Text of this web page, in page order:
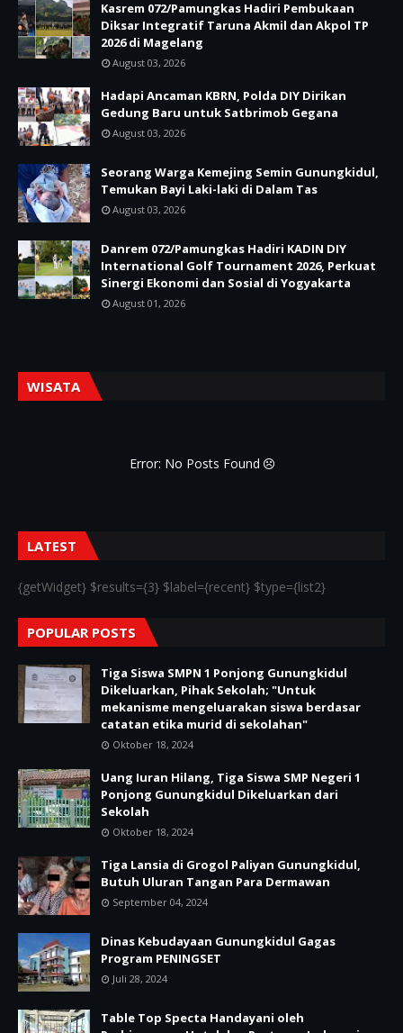
Kasrem 072/Pamungkas Hadiri Pembukaan
Diksar Integratif Taruna Akmil dan Akpol TP
2026 di Magelang
August 03, 2026
Hadapi Ancaman KBRN, Polda DIY Dirikan
Gedung Baru untuk Satbrimob Gegana
August 03, 2026
Seorang Warga Kemejing Semin Gunungkidul,
Temukan Bayi Laki-laki di Dalam Tas
August 03, 2026
Danrem 072/Pamungkas Hadiri KADIN DIY
International Golf Tournament 2026, Perkuat
Sinergi Ekonomi dan Sosial di Yogyakarta
August 01, 2026
WISATA
Error: No Posts Found
LATEST
{getWidget} $results={3} $label={recent} $type={list2}
POPULAR POSTS
Tiga Siswa SMPN 1 Ponjong Gunungkidul
Dikeluarkan, Pihak Sekolah; "Untuk
mekanisme mengeluarakan siswa berdasar
catatan etika murid di sekolahan"
Oktober 18, 2024
Uang Iuran Hilang, Tiga Siswa SMP Negeri 1
Ponjong Gunungkidul Dikeluarkan dari
Sekolah
Oktober 18, 2024
Tiga Lansia di Grogol Paliyan Gunungkidul,
Butuh Uluran Tangan Para Dermawan
September 04, 2024
Dinas Kebudayaan Gunungkidul Gagas
Program PENINGSET
Juli 28, 2024
Table Top Specta Handayani oleh